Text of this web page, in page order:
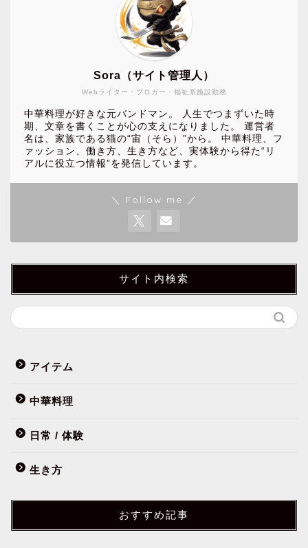
Webライター・ブロガー・福祉系施設勤務
Sora（サイト管理人）
中華料理が好きな元バンドマン。 人生でつまずいた時
期、文章を書くことが心の支えになりました。 運営者
名は、家族である猫の“宙（そら）”から。 中華料理、フ
ァッション、働き方、生き方など、実体験から得た“リ
アルに役立つ情報”を発信しています。
＼ Follow me ／
サイト内検索
アイテム
中華料理
日常 / 体験
生き方
おすすめ記事